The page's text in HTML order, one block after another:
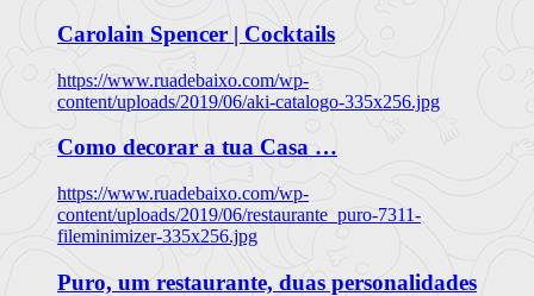
Carolain Spencer | Cocktails
https://www.ruadebaixo.com/wp-
content/uploads/2019/06/aki-catalogo-335x256.jpg
Como decorar a tua Casa …
https://www.ruadebaixo.com/wp-
content/uploads/2019/06/restaurante_puro-7311-
fileminimizer-335x256.jpg
Puro, um restaurante, duas personalidades